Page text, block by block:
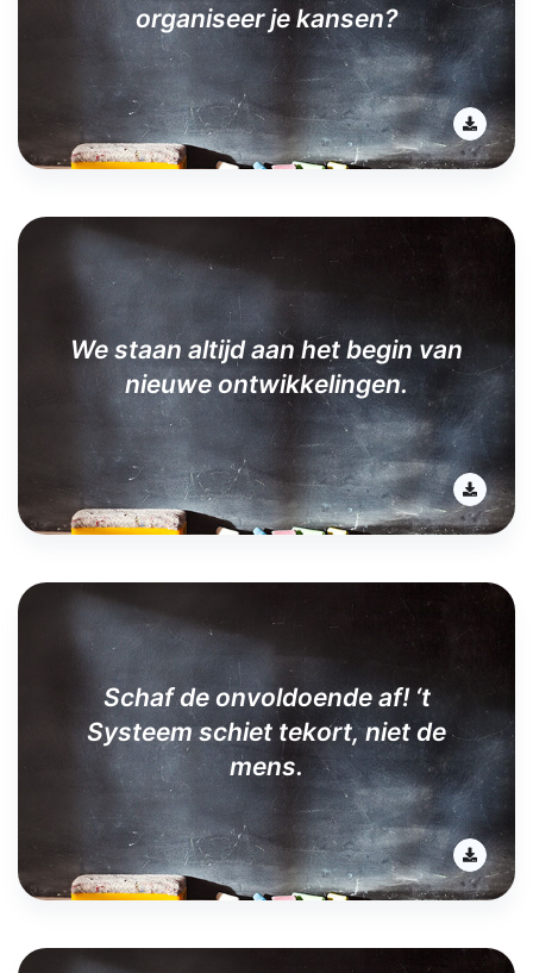
organiseer je kansen?
We staan altijd aan het begin van
nieuwe ontwikkelingen.
Schaf de onvoldoende af! ‘t
Systeem schiet tekort, niet de
mens.